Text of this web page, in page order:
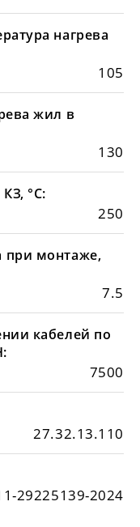
нагрева
105
жил в
130
°С:
250
при монтаже,
7.5
кабелей по
7500
27.32.13.110
29225139-2024